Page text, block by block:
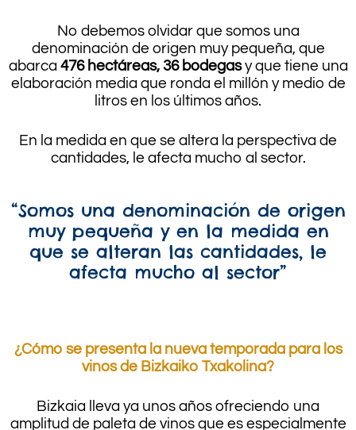
No debemos olvidar que somos una
denominación de origen muy pequeña, que
abarca 476 hectáreas, 36 bodegasy que tiene una
elaboración media que ronda el millón y medio de
litros en los últimos años.
En la medida en que se altera la perspectiva de
cantidades, le afecta mucho al sector.
“Somos una denominación de origen
muy pequeña y en la medida en
que se alteran las cantidades, le
afecta mucho al sector”
¿Cómo se presenta la nueva temporada para los
vinos de Bizkaiko Txakolina?
Bizkaia lleva ya unos años ofreciendo una
amplitud de paleta de vinos que es especialmente